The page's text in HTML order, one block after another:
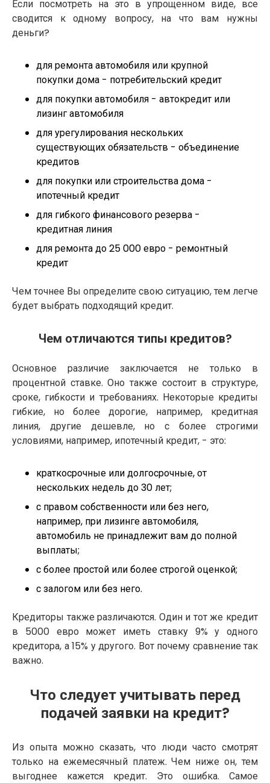
Если посмотреть на это в упрощенном виде, все
сводится к одному вопросу, на что вам нужны
деньги?
для ремонта автомобиля или крупной
покупки дома - потребительский кредит
для покупки автомобиля - автокредит или
лизинг автомобиля
для урегулирования нескольких
существующих обязательств - объединение
кредитов
для покупки или строительства дома -
ипотечный кредит
для гибкого финансового резерва -
кредитная линия
для ремонта до 25 000 евро - ремонтный
кредит
Чем точнее Вы определите свою ситуацию, тем легче
будет выбрать подходящий кредит.
Чем отличаются типы кредитов?
Основное различие заключается не только в
процентной ставке. Оно также состоит в структуре,
сроке, гибкости и требованиях. Некоторые кредиты
гибкие, но более дорогие, например, кредитная
линия, другие дешевле, но с более строгими
условиями, например, ипотечный кредит, - это:
краткосрочные или долгосрочные, от
нескольких недель до 30 лет;
с правом собственности или без него,
например, при лизинге автомобиля,
автомобиль не принадлежит вам до полной
выплаты;
с более простой или более строгой оценкой;
с залогом или без него.
Кредиторы также различаются. Один и тот же кредит
в 5000 евро может иметь ставку 9% у одного
кредитора, а 15% у другого. Вот почему сравнение так
важно.
Что следует учитывать перед
подачей заявки на кредит?
Из опыта можно сказать, что люди часто смотрят
только на ежемесячный платеж. Чем ниже он, тем
выгоднее кажется кредит. Это ошибка. Самое